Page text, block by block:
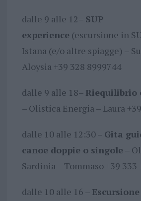
dalle 9 alle 12– SUP
experience (escursione in
Istana (e/o altre spiagge) –
Aloysia +39 328 8999744
dalle 9 alle 18– Riequilibrio
– Olistica Energia – Laura
dalle 10 alle 12:30 – Gita
canoe doppie o singole –
Sardinia – Tommaso +39 333
dalle 10 alle 16 –